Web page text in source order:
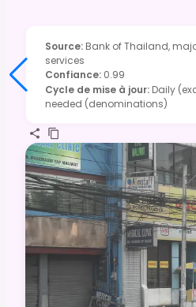
Source: Bank of Thailand,
services
Confiance: 0.99
Cycle de mise à jour: Daily
needed (denominations)